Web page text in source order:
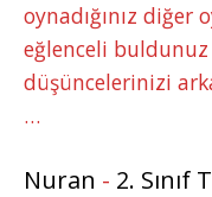
oynadığınız
eğlenceli
düşüncelerinizi
…
Nuran - 2. Sınıf